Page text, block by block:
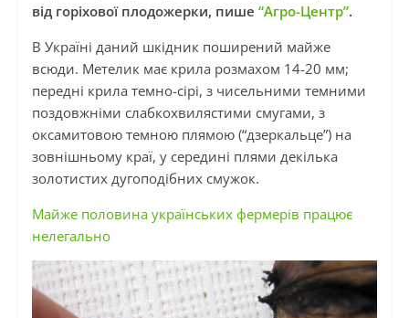
від горіхової плодожерки, пише “Агро-Центр”.
В Україні даний шкідник поширений майже
всюди. Метелик має крила розмахом 14-20 мм;
передні крила темно-сірі, з чисельними темними
поздовжніми слабкохвилястими смугами, з
оксамитовою темною плямою (“дзеркальце”) на
зовнішньому краї, у середині плями декілька
золотистих дугоподібних смужок.
Майже половина українських фермерів працює
нелегально